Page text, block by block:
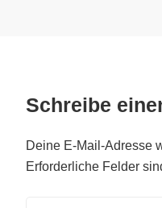
Schreibe
Deine E-Mail-Adresse
Erforderliche Felder